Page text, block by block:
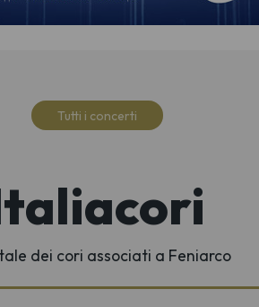
Tutti i concerti
dei cori associati a Feniarco